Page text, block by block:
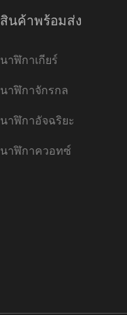
สินค้าพร้อมส่ง
นาฬิกาเกียร์
นาฬิกาจักรกล
นาฬิกาอัจฉริยะ
นาฬิกาควอทซ์